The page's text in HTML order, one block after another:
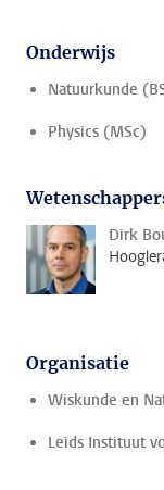
Onderwijs
Natuurkunde
Physics (MSc)
Dirk
Organisatie
Wiskunde en
Leids Instituut